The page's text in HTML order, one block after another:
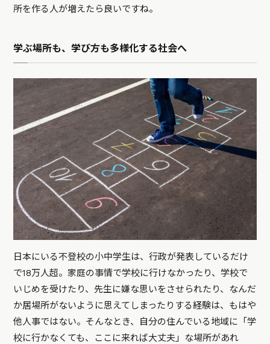
所を作る人が増えたら良いですね。
学ぶ場所も、学び方も多様化する社会へ
日本にいる不登校の小中学生は、行政が発表しているだけ
で18万人超。家庭の事情で学校に行けなかったり、学校で
いじめを受けたり、先生に嫌な思いをさせられたり、なんだ
か居場所がないように思えてしまったりする経験は、もはや
他人事ではない。そんなとき、自分の住んでいる地域に「学
校に行かなくても、ここに来れば大丈夫」な場所があれ